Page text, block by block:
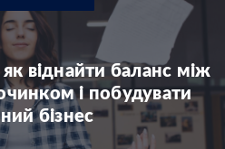
віднайти баланс між
і побудувати
бізнес